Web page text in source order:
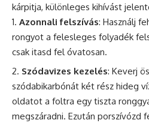
kárpitja, különleges kihívást
Azonnali felszívás: Használj
rongyot a felesleges folyadék
csak itasd fel óvatosan.
Szódavizes kezelés: Keverj
szódabikarbónát két rész hideg
oldatot a foltra egy tiszta
megszáradni. Ezután porszívózd